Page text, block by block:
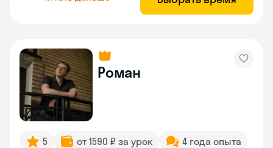
Роман
5 от 1590 ₽ за урок 4 года опыта